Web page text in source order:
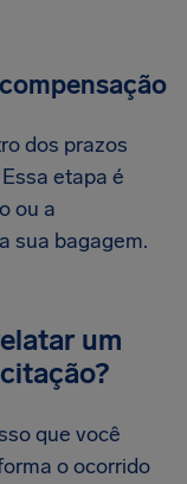
dos prazos
etapa é
ou a
sua bagagem.
um
que você
o ocorrido